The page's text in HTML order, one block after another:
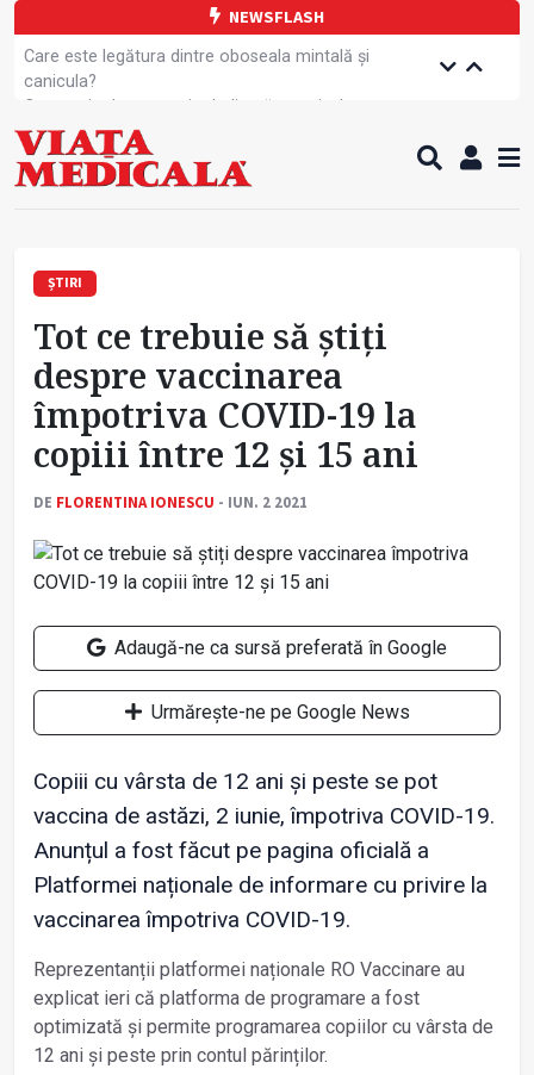
NEWSFLASH
Care este legătura dintre oboseala mintală și
canicula?
Campanie de prevenție dedicată sportivelor
Un nou studiu pentru testarea unui vaccin împotriva
tulpinei Bundibugyo a virusului Ebola
Alăptarea, esențială pentru sănătatea mamei și
Copiii europeni, într-o formă fizică tot mai proastă
medicale
A fost elaborată metodologia de screening pentru
cancerul pulmonar
Contractul cadru ar putea fi modificat
Cum gestionăm jet lag-ul- sfaturi de la specialiști
ȘTIRI
Tot ce trebuie să știți
despre vaccinarea
împotriva COVID-19 la
copiii între 12 și 15 ani
DE FLORENTINA IONESCU - IUN. 2 2021
Adaugă-ne ca sursă preferată în Google
Urmărește-ne pe Google News
Copiii cu vârsta de 12 ani și peste se pot
vaccina de astăzi, 2 iunie, împotriva COVID-19.
Anunțul a fost făcut pe pagina oficială a
Platformei naționale de informare cu privire la
vaccinarea împotriva COVID-19.
Reprezentanții platformei naționale RO Vaccinare au
explicat ieri că platforma de programare a fost
optimizată și permite programarea copiilor cu vârsta de
12 ani și peste prin contul părinților.